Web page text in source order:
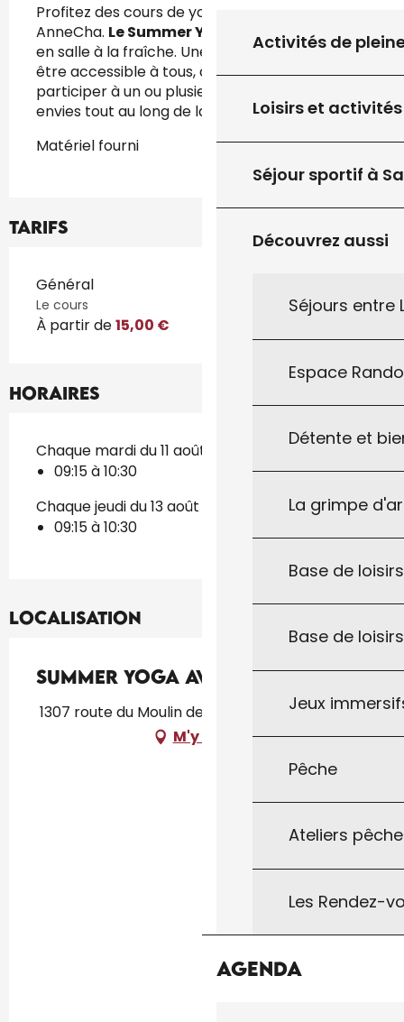
Activités de
Loisirs et activités
Séjour sportif à
Découvrez aussi
Séjours entre
Espace
Détente et
La grimpe
Base de
Base de
Jeux
Pêche
Ateliers
Les Rendez-
Agenda
Profitez des cours de yoga de l’été avec
AnneCha. Le Summer Yoga Flow se déroule
en salle à la fraîche. Une parenthèse de bien-
être accessible à tous, avec la possibilité de
participer à un ou plusieurs cours selon vos
envies tout au long de la saison estivale.
Matériel fourni
Tarifs
Tarifs 2026
Général
Le cours
À partir de15,00 €
Horaires
Chaque mardi du 11 août 2026 au 18 août 2026
09:15 à 10:30
Chaque jeudi du 13 août 2026 au 20 août 2026
09:15 à 10:30
Localisation
Summer Yoga avec AnneCha
1307 route du Moulin de Fugier, 46300 Le Vigan
M'y rendre